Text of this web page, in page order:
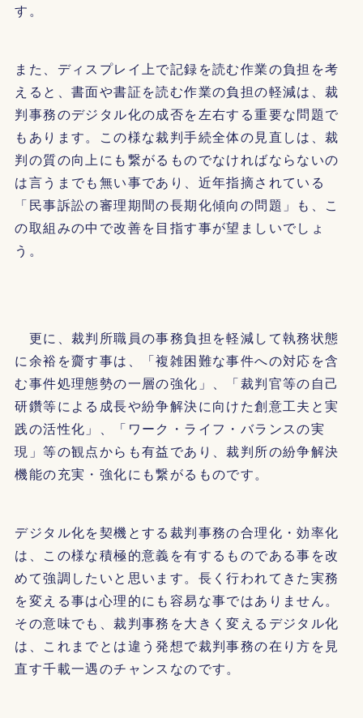
す。
また、ディスプレイ上で記録を読む作業の負担を考
えると、書面や書証を読む作業の負担の軽減は、裁
判事務のデジタル化の成否を左右する重要な問題で
もあります。この様な裁判手続全体の見直しは、裁
判の質の向上にも繋がるものでなければならないの
は言うまでも無い事であり、近年指摘されている
「民事訴訟の審理期間の長期化傾向の問題」も、こ
の取組みの中で改善を目指す事が望ましいでしょ
う。
更に、裁判所職員の事務負担を軽減して執務状態
に余裕を齎す事は、「複雑困難な事件への対応を含
む事件処理態勢の一層の強化」、「裁判官等の自己
研鑽等による成長や紛争解決に向けた創意工夫と実
践の活性化」、「ワーク・ライフ・バランスの実
現」等の観点からも有益であり、裁判所の紛争解決
機能の充実・強化にも繋がるものです。
デジタル化を契機とする裁判事務の合理化・効率化
は、この様な積極的意義を有するものである事を改
めて強調したいと思います。長く行われてきた実務
を変える事は心理的にも容易な事ではありません。
その意味でも、裁判事務を大きく変えるデジタル化
は、これまでとは違う発想で裁判事務の在り方を見
直す千載一遇のチャンスなのです。